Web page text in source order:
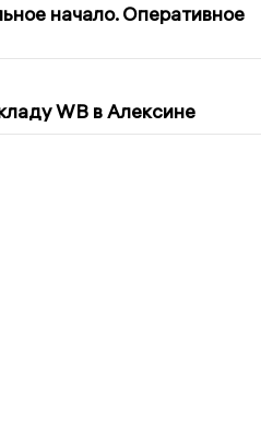
начало. Оперативное
WB в Алексине